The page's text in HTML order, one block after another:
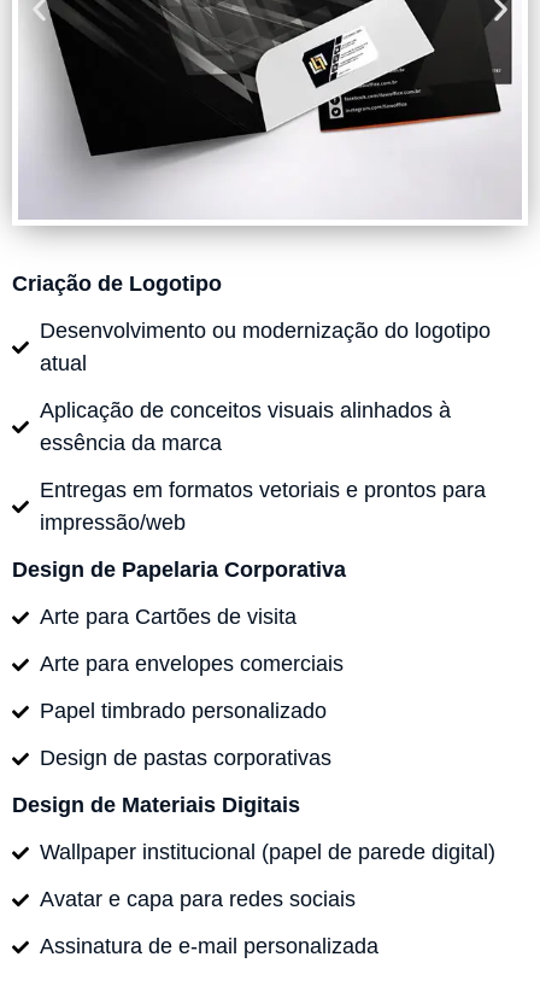
Criação de Logotipo
Desenvolvimento ou modernização do logotipo
atual
Aplicação de conceitos visuais alinhados à
essência da marca
Entregas em formatos vetoriais e prontos para
impressão/web
Design de Papelaria Corporativa
Arte para Cartões de visita
Arte para envelopes comerciais
Papel timbrado personalizado
Design de pastas corporativas
Design de Materiais Digitais
Wallpaper institucional (papel de parede digital)
Avatar e capa para redes sociais
Assinatura de e-mail personalizada